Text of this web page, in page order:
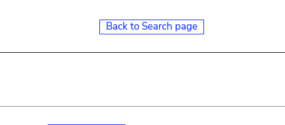
Back to Search page